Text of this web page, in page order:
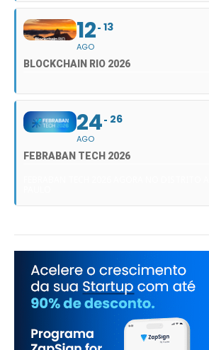
12
AGO
13
BLOCKCHAIN RIO 2026
24
AGO
26
FEBRABAN TECH 2026